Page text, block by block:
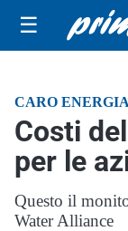
☰
CARO ENERGIA
Costi
per le
Questo il
Water Alliance